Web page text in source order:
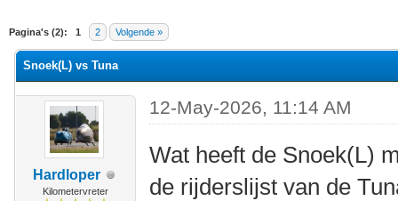
Pagina's (2): 1 2 Volgende »
waardering is 0
Snoek(L) vs Tuna
Hardloper
Kilometervreter
12-May-2026, 11:14 AM
Wat heeft de Snoek(L)
de rijderslijst van de